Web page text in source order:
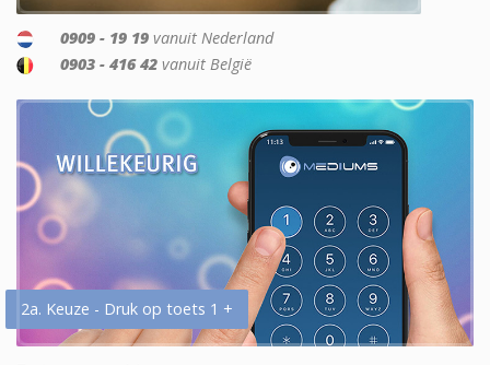
0909 - 19 19 vanuit Nederland
0903 - 416 42 vanuit België
2a. Keuze - Druk op toets 1 +